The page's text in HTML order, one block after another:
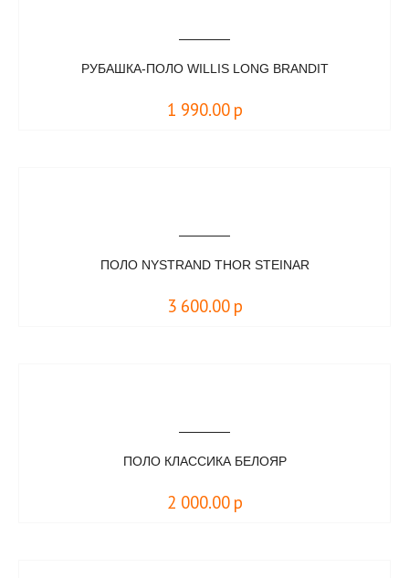
РУБАШКА-ПОЛО WILLIS LONG BRANDIT
1 990.00 р
ПОЛО NYSTRAND THOR STEINAR
3 600.00 р
ПОЛО КЛАССИКА БЕЛОЯР
2 000.00 р